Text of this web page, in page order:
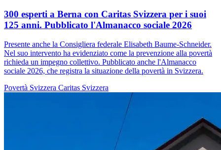
300 esperti a Berna con Caritas Svizzera per i suoi
125 anni. Pubblicato l'Almanacco sociale 2026
Presente anche la Consigliera federale Elisabeth Baume-Schneider.
Nel suo intervento ha evidenziato come la prevenzione alla povertà
richieda un impegno collettivo. Pubblicato anche l'Almanacco
sociale 2026, che registra la situazione della povertà in Svizzera.
Povertà Svizzera Caritas Svizzera